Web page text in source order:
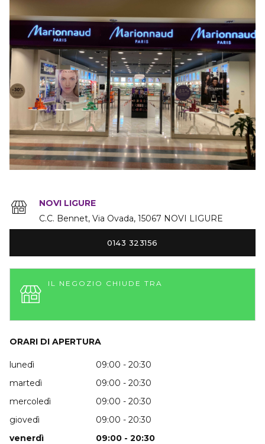
NOVI LIGURE
C.C. Bennet, Via Ovada 15067 NOVI LIGURE
0143 323156
ORARI DI APERTURA
lunedì
09:00 - 20:30
martedì
09:00 - 20:30
mercoledì
09:00 - 20:30
giovedì
09:00 - 20:30
venerdì
09:00 - 20:30
IL NEGOZIO CHIUDE TRA